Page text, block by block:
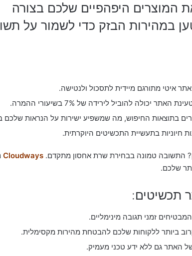
המוצרים היפהפיים שלכם בצורה
במהירות הבזק כדי לשמור על
איטי מתורגם מיידית לתסכול ולנטישה.
להוביל לירידה של 7% בשיעורי ההמרה.
בתוצאות החיפוש, מה שמשפיע ישירות על הנראות
חיוניות בתעשיית התכשיטים היוקרתית.
התשובה טמונה בבחירת שרת אחסון מתקדם. Cloudways
שלכם.
ביותר ללקוחות שלכם להבטחת מהירות מקסימלית.
האתר גם ללא ידע טכני מעמיק.